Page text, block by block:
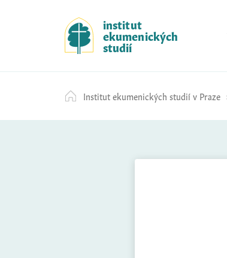
k
i
p
t
c
o
institut
ekumenických
studií
Institut ekumenických studií v Praze